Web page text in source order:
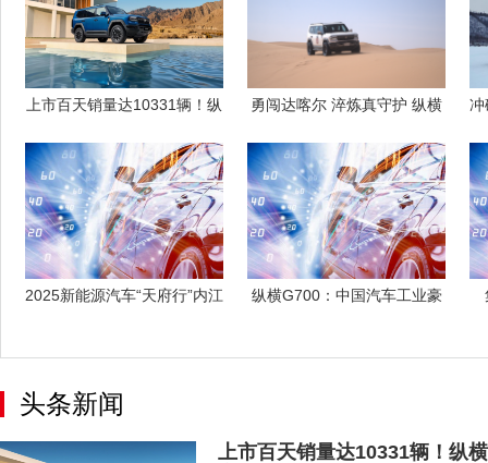
上市百天销量达10331辆！纵
勇闯达喀尔 淬炼真守护 纵横
冲
2025新能源汽车“天府行”内江
纵横G700：中国汽车工业豪
头条新闻
上市百天销量达10331辆！纵